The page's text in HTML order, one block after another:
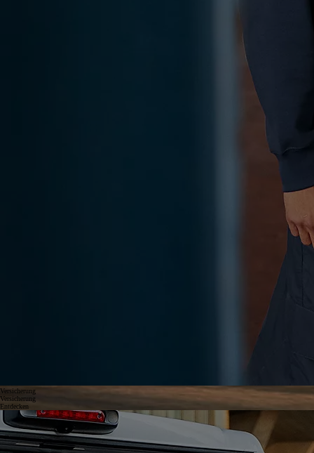
Versicherung
Versicherung
Entdecken
Ihr Toyota wurde von uns hergestellt, wer könnte ihn also besser schützen? Mit der Toyota Versicherung
können Sie beruhigt sein, dass Ihr Auto in den besten Händen ist, falls einmal etwas Unerwartetes passiert. Wir
versprechen Ihnen, die bestmöglichen Produkte und Dienstleistungen für den Schutz Ihrer Mobilität zu liefern.